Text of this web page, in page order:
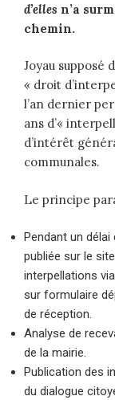
d’elles n’a
chemin.
Joyau supposé
« droit
l’an dernier
ans d’«
d’intérêt
communales.
Le principe
Pendant un délai
publiée sur le site
interpellations
sur formulaire
de réception.
Analyse de
de la mairie.
Publication des
du dialogue